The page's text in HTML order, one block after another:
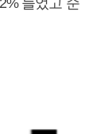
늘었고 순